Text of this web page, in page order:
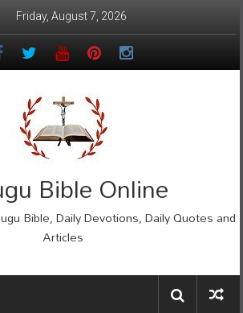
Friday, August 7, 2026
Bible Online
Bible, Daily Devotions, Daily Quotes and
Articles